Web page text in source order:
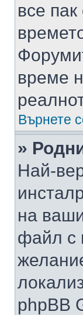
все
време
Върнете
»
Най-
на
файл с
phpBB